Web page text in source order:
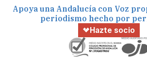
Apoya una Andalucía con Voz
periodismo hecho por
Hazte socio